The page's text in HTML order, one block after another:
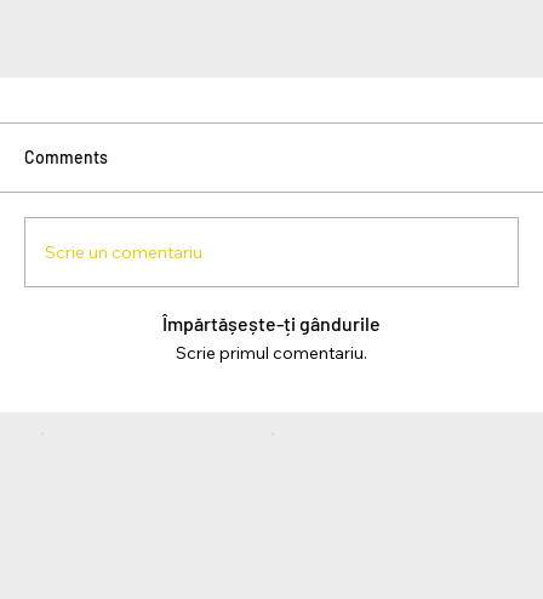
Comments
Scrie un comentariu
Împărtășește-ți gândurile
Scrie primul comentariu.